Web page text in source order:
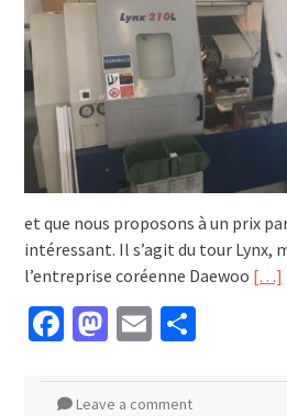
et que nous proposons à un prix
intéressant. Il s’agit du tour Lynx,
l’entreprise coréenne Daewoo […]
Facebook
Mastodon
Email
Leave a comment